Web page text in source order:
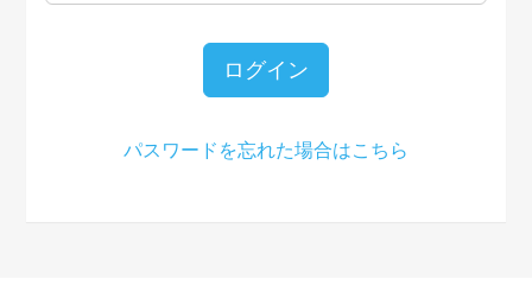
ログイン
パスワードを忘れた場合はこちら